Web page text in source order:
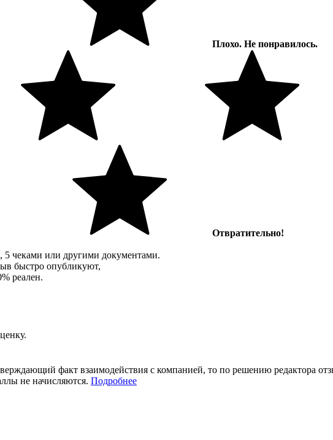
Плохо. Не понравилось.
Отвратительно!
5 чеками или другими документами.
быстро опубликуют,
реален.
факт взаимодействия с компанией, то по решению редактора
не начисляются. Подробнее